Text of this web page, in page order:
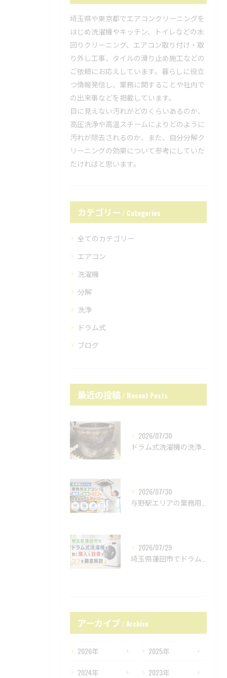
埼玉県や東京都でエアコンクリーニングを
はじめ洗濯機やキッチン、トイレなどの水
回りクリーニング、エアコン取り付け・取
り外し工事、タイルの滑り止め施工などの
ご依頼にお応えしています。暮らしに役立
つ情報発信し、業務に関することや社内で
の出来事などを掲載しています。
目に見えない汚れがどのくらいあるのか、
高圧洗浄や高温スチームによりどのように
汚れが除去されるのか、また、自分分解ク
リーニングの効果について参考にしていた
だければと思います。
カテゴリー Categories
全てのカテゴリー
エアコン
洗濯機
分解
洗浄
ドラム式
ブログ
最近の投稿 Recent Posts
2026/07/30
2026/07/30
2026/07/29
アーカイブ Archive
2026年
2025年
2024年
2023年